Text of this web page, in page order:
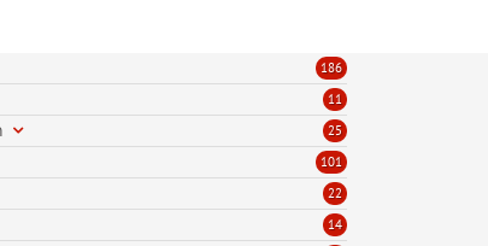
186
11
25
101
22
14